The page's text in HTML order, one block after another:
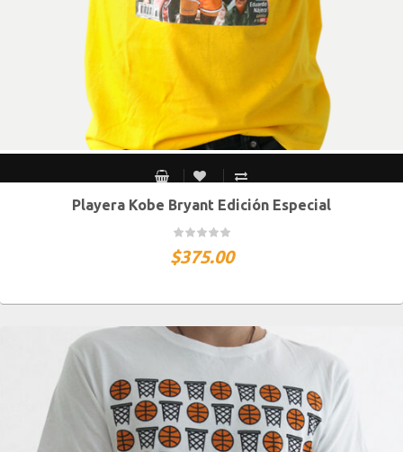
CH M G XG XXG
Playera Kobe Bryant Edición Especial
$375.00